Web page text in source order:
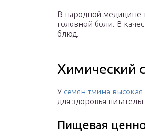
В народной медицине
головной боли. В
блюд.
Химический
У семян тмина
для здоровья
Пищевая